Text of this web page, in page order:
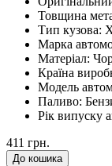
Товщина
Тип кузова:
Марка
Матеріал:
Країна
Модель
Паливо:
Рік випуску
411 грн.
До кошика